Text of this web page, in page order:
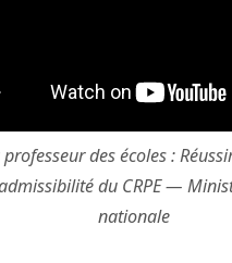
des écoles :
du CRPE —
nationale